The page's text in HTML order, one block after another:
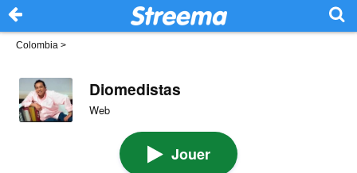
Colombia >
Diomedistas
Web
Jouer